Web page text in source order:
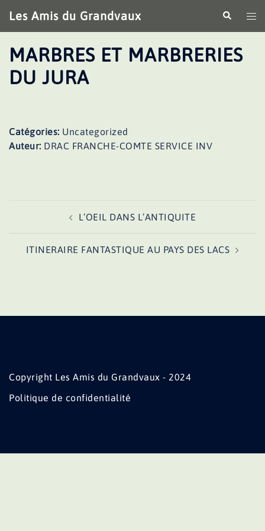
au
contenu
Les Amis du Grandvaux
le
MARBRES ET MARBRERIES
DU JURA
Catégories: Uncategorized
Auteur: DRAC FRANCHE-COMTE SERVICE INV
L’OEIL DANS L’ANTIQUITE
ITINERAIRE FANTASTIQUE AU PAYS DES LACS
Copyright Les Amis du Grandvaux - 2024
Politique de confidentialité